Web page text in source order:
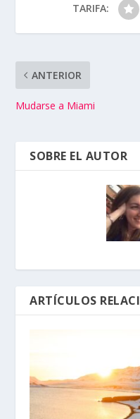
TARIFA:
ANTERIOR
Mudarse a Miami
SOBRE EL AUTOR
ARTÍCULOS